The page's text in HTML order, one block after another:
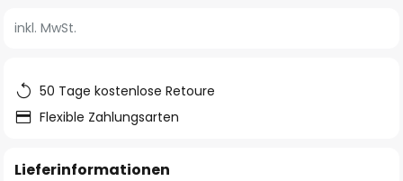
springen
inkl. MwSt.
50 Tage kostenlose Retoure
Flexible Zahlungsarten
Lieferinformationen